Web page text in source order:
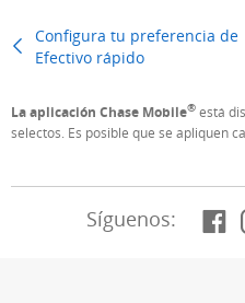
Configura tu preferencia de
Efectivo rápidoPrevious Page
La aplicación Chase Mobile® está
selectos. Es posible que se apliquen
Síguenos: